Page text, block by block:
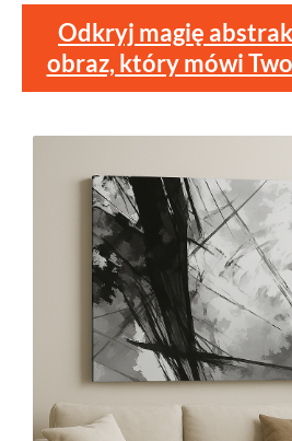
Odkryj magię
obraz, który mówi